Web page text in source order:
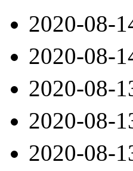
2020-08-
2020-08-
2020-08-
2020-08-
2020-08-